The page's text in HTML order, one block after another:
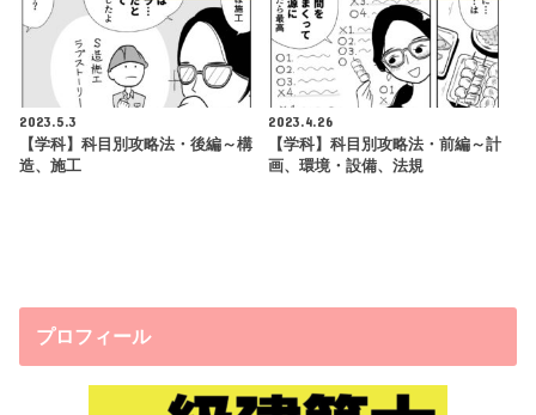
2023.5.3
【学科】科目別攻略法・後編～構
造、施工
2023.4.26
【学科】科目別攻略法・前編～計
画、環境・設備、法規
プロフィール